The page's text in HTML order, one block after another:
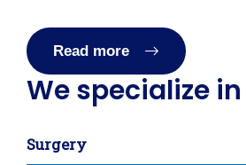
Read more
We specialize in
Surgery